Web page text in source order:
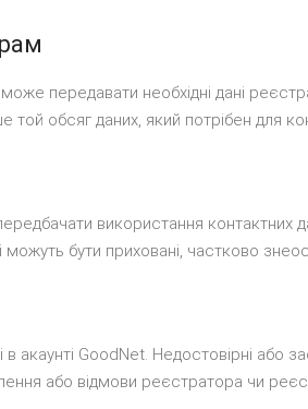
передавати необхідні дані
обсяг даних, який потрібен для
використання контактних
бути приховані, частково
акаунті GoodNet. Недостовірні або
або відмови реєстратора чи